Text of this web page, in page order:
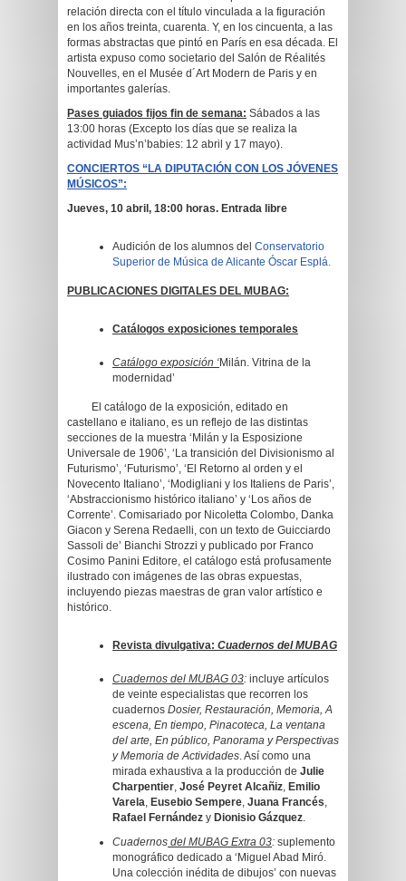
relación directa con el título vinculada a la figuración
en los años treinta, cuarenta. Y, en los cincuenta, a las
formas abstractas que pintó en París en esa década. El
artista expuso como societario del Salón de Réalités
Nouvelles, en el Musée d´Art Modern de Paris y en
importantes galerías.
Pases guiados fijos fin de semana: Sábados a las
13:00 horas (Excepto los días que se realiza la
actividad Mus’n’babies: 12 abril y 17 mayo).
CONCIERTOS “LA DIPUTACIÓN CON LOS JÓVENES
MÚSICOS”:
Jueves, 10 abril, 18:00 horas. Entrada libre
Audición de los alumnos del Conservatorio
Superior de Música de Alicante Óscar Esplá.
PUBLICACIONES DIGITALES DEL MUBAG:
Catálogos exposiciones temporales
Catálogo exposición ‘Milán. Vitrina de la
modernidad’
El catálogo de la exposición, editado en
castellano e italiano, es un reflejo de las distintas
secciones de la muestra ‘Milán y la Esposizione
Universale de 1906’, ‘La transición del Divisionismo al
Futurismo’, ‘Futurismo’, ‘El Retorno al orden y el
Novecento Italiano’, ‘Modigliani y los Italiens de Paris’,
‘Abstraccionismo histórico italiano’ y ‘Los años de
Corrente’. Comisariado por Nicoletta Colombo, Danka
Giacon y Serena Redaelli, con un texto de Guicciardo
Sassoli de’ Bianchi Strozzi y publicado por Franco
Cosimo Panini Editore, el catálogo está profusamente
ilustrado con imágenes de las obras expuestas,
incluyendo piezas maestras de gran valor artístico e
histórico.
Revista divulgativa: Cuadernos del MUBAG
Cuadernos del MUBAG 03: incluye artículos
de veinte especialistas que recorren los
cuadernos Dosier, Restauración, Memoria, A
escena, En tiempo, Pinacoteca, La ventana
del arte, En público, Panorama y Perspectivas
y Memoria de Actividades. Así como una
mirada exhaustiva a la producción de Julie
Charpentier, José Peyret Alcañiz, Emilio
Varela, Eusebio Sempere, Juana Francés,
Rafael Fernández y Dionisio Gázquez.
Cuadernos del MUBAG Extra 03: suplemento
monográfico dedicado a ‘Miguel Abad Miró.
Una colección inédita de dibujos’ con nuevas